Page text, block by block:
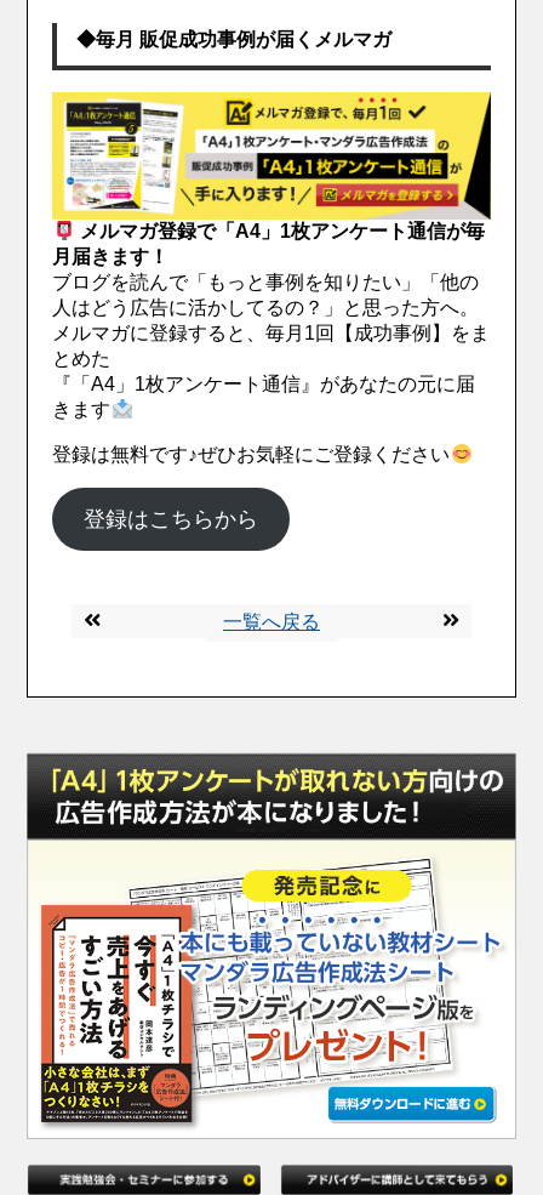
◆毎月 販促成功事例が届くメルマガ
メルマガ登録で「A4」1枚アンケート通信が毎
月届きます！
ブログを読んで「もっと事例を知りたい」「他の
人はどう広告に活かしてるの？」と思った方へ。
メルマガに登録すると、毎月1回【成功事例】をま
とめた
『「A4」1枚アンケート通信』があなたの元に届
きます
登録は無料です♪ぜひお気軽にご登録ください
登録はこちらから
一覧へ戻る